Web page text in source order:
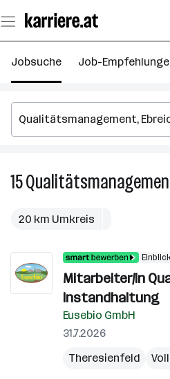
Seiteninhalt
springen
Jobsuche Job-
15
20 km Umkreis
Mitarbeiter/in
Instandhaltung
Eusebio GmbH
31.7.2026
Theresienfeld